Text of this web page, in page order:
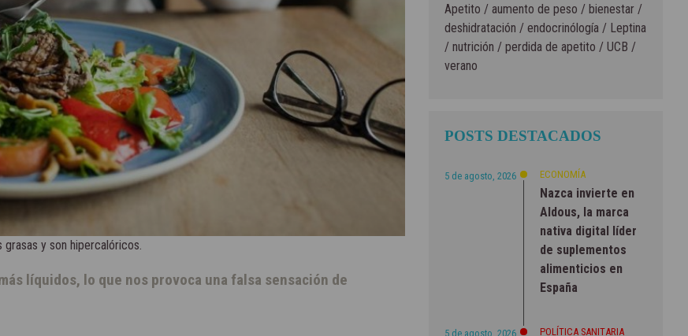
y son hipercalóricos.
líquidos, lo que nos provoca una falsa sensación de
Apetito /aumento de peso /bienestar/
deshidratación /endocrinólogía /Leptina
/nutrición /perdida de apetito /UCB /
verano
POSTS DESTACADOS
5 de agosto, 2026 ECONOMÍA
Nazca invierte en
Aldous, la marca
nativa digital líder
de suplementos
alimenticios en
España
5 de agosto, 2026 POLÍTICA SANITARIA